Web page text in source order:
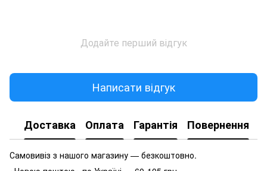
Додайте перший відгук
Написати відгук
Доставка Оплата Гарантія Повернення
Самовивіз з нашого магазину — безкоштовно.